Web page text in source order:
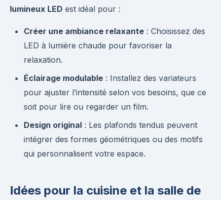
lumineux LED est idéal pour :
Créer une ambiance relaxante : Choisissez des
LED à lumière chaude pour favoriser la
relaxation.
Éclairage modulable : Installez des variateurs
pour ajuster l’intensité selon vos besoins, que ce
soit pour lire ou regarder un film.
Design original : Les plafonds tendus peuvent
intégrer des formes géométriques ou des motifs
qui personnalisent votre espace.
Idées pour la cuisine et la salle de